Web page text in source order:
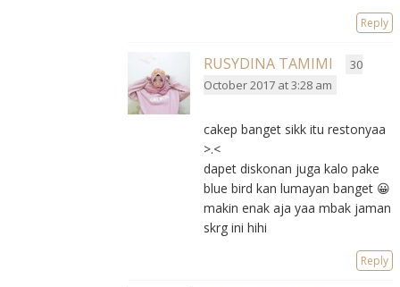
Reply
RUSYDINA TAMIMI
30
October 2017 at 3:28 am
cakep banget sikk itu restonyaa
>.<
dapet diskonan juga kalo pake
blue bird kan lumayan banget 😀
makin enak aja yaa mbak jaman
skrg ini hihi
Reply